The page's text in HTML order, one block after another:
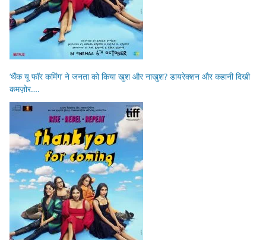
‘थैंक यू फॉर कमिंग’ ने जनता को किया खुश और नाखुश? डायरेक्शन और कहानी दिखी
कमज़ोर….